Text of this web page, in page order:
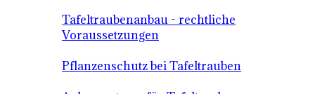
Tafeltraubenanbau - rechtliche
Voraussetzungen
Pflanzenschutz bei Tafeltrauben